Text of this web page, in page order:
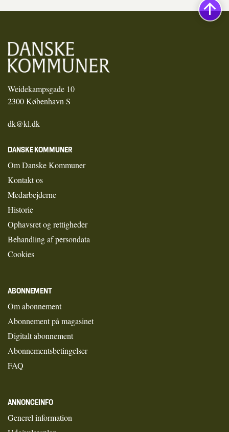
Weidekampsgade 10
2300 København S
dk@kl.dk
DANSKE KOMMUNER
Om Danske Kommuner
Kontakt os
Medarbejderne
Historie
Ophavsret og rettigheder
Behandling af persondata
Cookies
ABONNEMENT
Om abonnement
Abonnement på magasinet
Digitalt abonnement
Abonnementsbetingelser
FAQ
ANNONCEINFO
Generel information